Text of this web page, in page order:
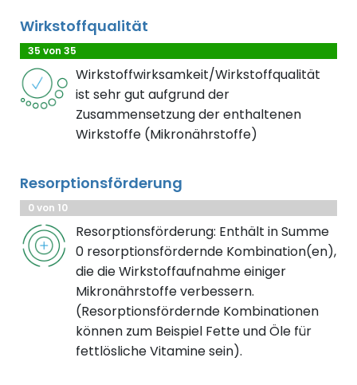
Wirkstoffqualität
35 von 35
Wirkstoffwirksamkeit/Wirkstoffqualität
ist sehr gut aufgrund der
Zusammensetzung der enthaltenen
Wirkstoffe (Mikronährstoffe)
Resorptionsförderung
0 von 10
Resorptionsförderung: Enthält in Summe
0 resorptionsfördernde Kombination(en),
die die Wirkstoffaufnahme einiger
Mikronährstoffe verbessern.
(Resorptionsfördernde Kombinationen
können zum Beispiel Fette und Öle für
fettlösliche Vitamine sein).